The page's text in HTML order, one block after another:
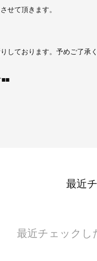
せて頂きます。
しております。予めご了承く
■■
最近
最近チェックし